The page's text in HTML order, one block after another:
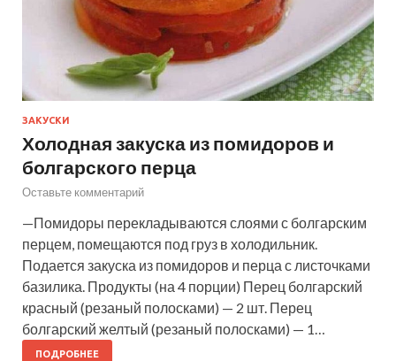
ЗАКУСКИ
Холодная закуска из помидоров и
болгарского перца
Оставьте комментарий
—Помидоры перекладываются слоями с болгарским
перцем, помещаются под груз в холодильник.
Подается закуска из помидоров и перца с листочками
базилика. Продукты (на 4 порции) Перец болгарский
красный (резаный полосками) — 2 шт. Перец
болгарский желтый (резаный полосками) — 1…
ПОДРОБНЕЕ